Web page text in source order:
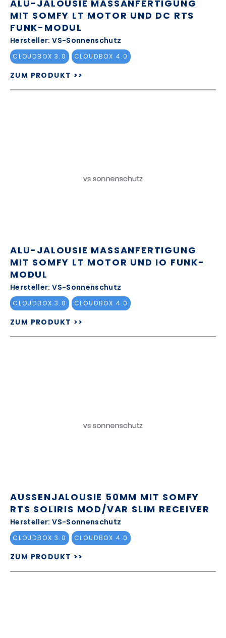
ALU-JALOUSIE MASSANFERTIGUNG M
IT SOMFY LT MOTOR UND DC RTS F
UNK-MODUL
Hersteller: VS-Sonnenschutz
CLOUDBOX 3.0 CLOUDBOX 4.0
ZUM PRODUKT >>
ALU-JALOUSIE MASSANFERTIGUNG M
IT SOMFY LT MOTOR UND IO FUNK-M
ODUL
Hersteller: VS-Sonnenschutz
CLOUDBOX 3.0 CLOUDBOX 4.0
ZUM PRODUKT >>
AUSSENJALOUSIE 50MM MIT SOMFY R
TS SOLIRIS MOD/VAR SLIM RECEIVER
Hersteller: VS-Sonnenschutz
CLOUDBOX 3.0 CLOUDBOX 4.0
ZUM PRODUKT >>